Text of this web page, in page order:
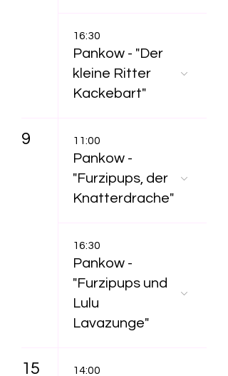
16:30
Pankow - "Der
kleine Ritter
Kackebart"
9 11:00
Pankow -
"Furzipups, der
Knatterdrache"
16:30
Pankow -
"Furzipups und
Lulu
Lavazunge"
15 14:00